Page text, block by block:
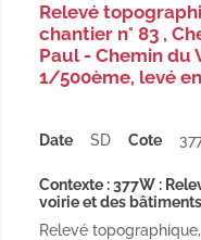
Relevé
chantier n° 83 ,
Paul - Chemin du
1/500ème, levé
Date SD Cote
Contexte : 377W :
voirie et des
Relevé